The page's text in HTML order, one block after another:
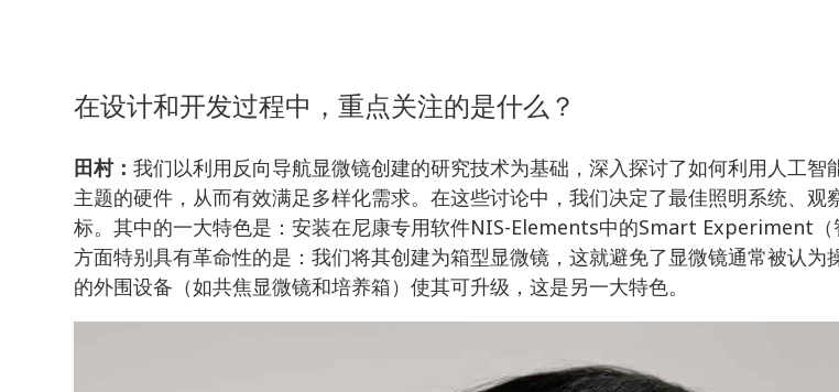
在设计和开发过程中，重点关注的是什么？
田村：我们以利用反向导航显微镜创建的研究技术为基础，深入探讨了如何利用人工智
主题的硬件，从而有效满足多样化需求。在这些讨论中，我们决定了最佳照明系统、观
标。其中的一大特色是：安装在尼康专用软件NIS-Elements中的Smart Experiment（
方面特别具有革命性的是：我们将其创建为箱型显微镜，这就避免了显微镜通常被认
的外围设备（如共焦显微镜和培养箱）使其可升级，这是另一大特色。